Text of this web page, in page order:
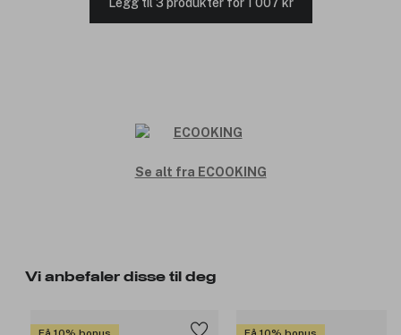
Se alt fra ECOOKING
Vi anbefaler disse til deg